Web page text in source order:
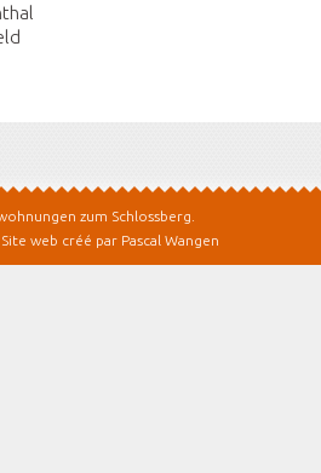
zum Schlossberg.
Site web créé par Pascal Wangen